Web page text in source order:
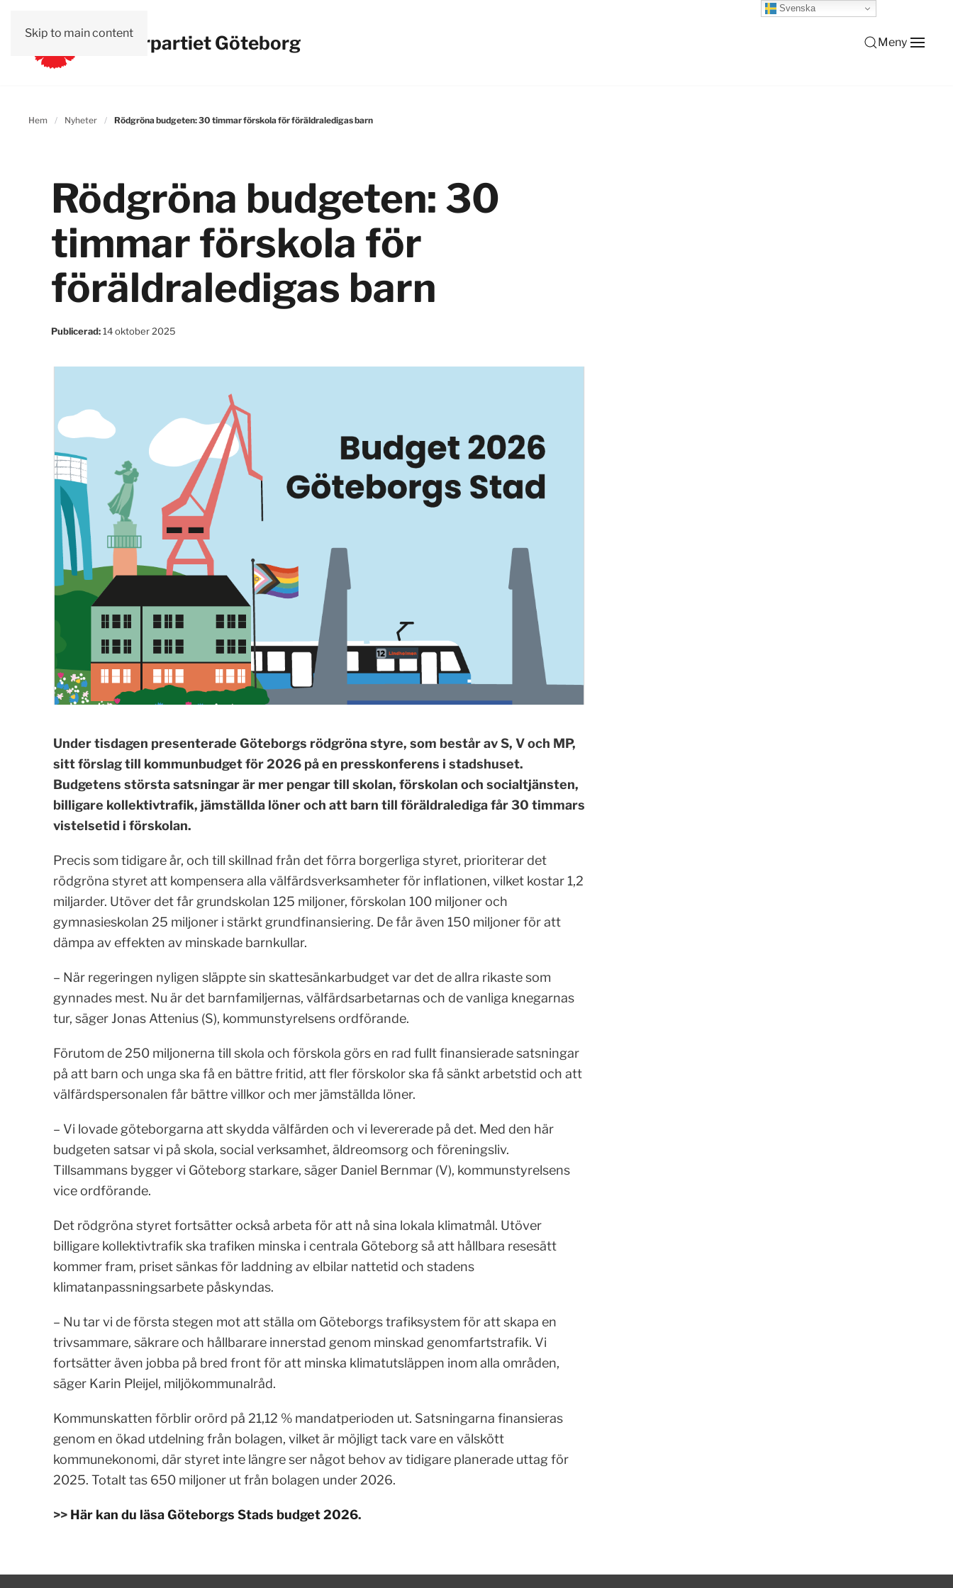
Skip to main contentVänsterpartiet Göteborg Meny
Hem Nyheter Rödgröna budgeten: 30 timmar förskola för föräldraledigas barn
Rödgröna budgeten: 30
timmar förskola för
föräldraledigas barn
Publicerad:14 oktober 2025
Under tisdagen presenterade Göteborgs rödgröna styre, som består av S, V och MP,
sitt förslag till kommunbudget för 2026 på en presskonferens i stadshuset.
Budgetens största satsningar är mer pengar till skolan, förskolan och socialtjänsten,
billigare kollektivtrafik, jämställda löner och att barn till föräldralediga får 30 timmars
vistelsetid i förskolan.
Precis som tidigare år, och till skillnad från det förra borgerliga styret, prioriterar det
rödgröna styret att kompensera alla välfärdsverksamheter för inflationen, vilket kostar 1,2
miljarder. Utöver det får grundskolan 125 miljoner, förskolan 100 miljoner och
gymnasieskolan 25 miljoner i stärkt grundfinansiering. De får även 150 miljoner för att
dämpa av effekten av minskade barnkullar.
– När regeringen nyligen släppte sin skattesänkarbudget var det de allra rikaste som
gynnades mest. Nu är det barnfamiljernas, välfärdsarbetarnas och de vanliga knegarnas
tur, säger Jonas Attenius (S), kommunstyrelsens ordförande.
Förutom de 250 miljonerna till skola och förskola görs en rad fullt finansierade satsningar
på att barn och unga ska få en bättre fritid, att fler förskolor ska få sänkt arbetstid och att
välfärdspersonalen får bättre villkor och mer jämställda löner.
– Vi lovade göteborgarna att skydda välfärden och vi levererade på det. Med den här
budgeten satsar vi på skola, social verksamhet, äldreomsorg och föreningsliv.
Tillsammans bygger vi Göteborg starkare, säger Daniel Bernmar (V), kommunstyrelsens
vice ordförande.
Det rödgröna styret fortsätter också arbeta för att nå sina lokala klimatmål. Utöver
billigare kollektivtrafik ska trafiken minska i centrala Göteborg så att hållbara resesätt
kommer fram, priset sänkas för laddning av elbilar nattetid och stadens
klimatanpassningsarbete påskyndas.
– Nu tar vi de första stegen mot att ställa om Göteborgs trafiksystem för att skapa en
trivsammare, säkrare och hållbarare innerstad genom minskad genomfartstrafik. Vi
fortsätter även jobba på bred front för att minska klimatutsläppen inom alla områden,
säger Karin Pleijel, miljökommunalråd.
Kommunskatten förblir orörd på 21,12 % mandatperioden ut. Satsningarna finansieras
genom en ökad utdelning från bolagen, vilket är möjligt tack vare en välskött
kommunekonomi, där styret inte längre ser något behov av tidigare planerade uttag för
2025. Totalt tas 650 miljoner ut från bolagen under 2026.
>> Här kan du läsa Göteborgs Stads budget 2026.
Svenska